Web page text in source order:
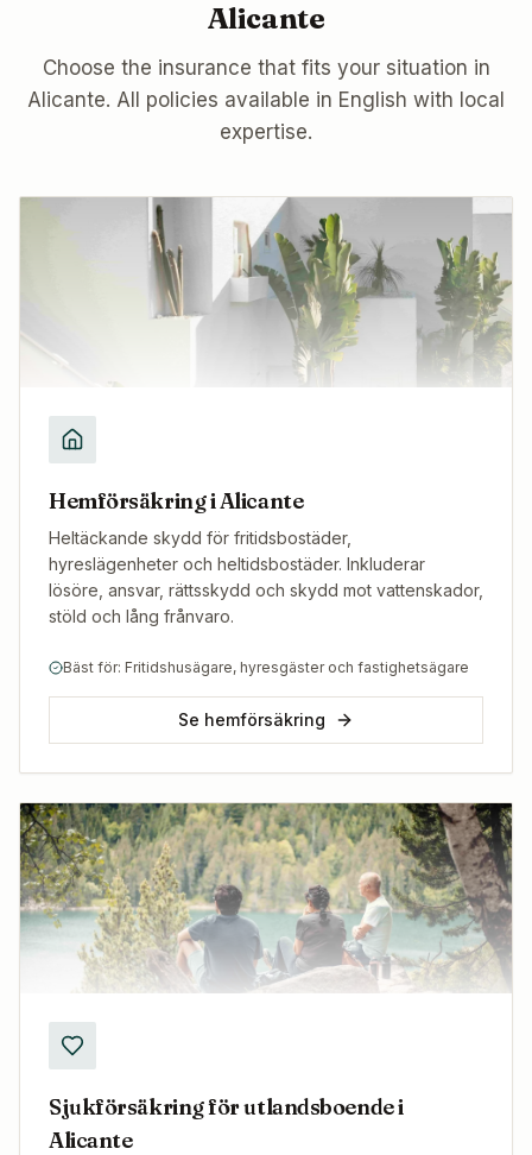
Alicante
Choose the insurance that fits your situation in
Alicante. All policies available in English with local
expertise.
Hemförsäkring i Alicante
Heltäckande skydd för fritidsbostäder,
hyreslägenheter och heltidsbostäder. Inkluderar
lösöre, ansvar, rättsskydd och skydd mot vattenskador,
stöld och lång frånvaro.
Bäst för: Fritidshusägare, hyresgäster och fastighetsägare
Se hemförsäkring
Sjukförsäkring för utlandsboende i
Alicante